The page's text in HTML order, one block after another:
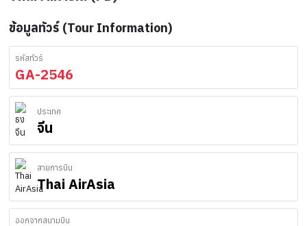
ข้อมูลทัวร์ (Tour Information)
รหัสทัวร์
GA-2546
ประเทศ
จีน
สายการบิน
Thai AirAsia
ออกจากสนามบิน